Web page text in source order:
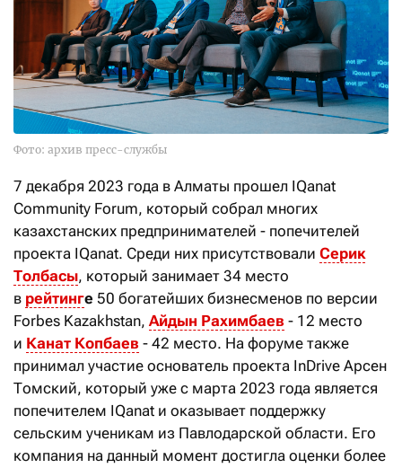
Фото: архив пресс-службы
7 декабря 2023 года в Алматы прошел IQanat
Community Forum, который собрал многих
казахстанских предпринимателей - попечителей
проекта IQanat. Среди них присутствовали Серик
Толбасы, который занимает 34 место
в рейтинге 50 богатейших бизнесменов по версии
Forbes Kazakhstan, Айдын Рахимбаев - 12 место
и Канат Копбаев - 42 место. На форуме также
принимал участие основатель проекта InDrive Арсен
Томский, который уже с марта 2023 года является
попечителем IQanat и оказывает поддержку
сельским ученикам из Павлодарской области. Его
компания на данный момент достигла оценки более